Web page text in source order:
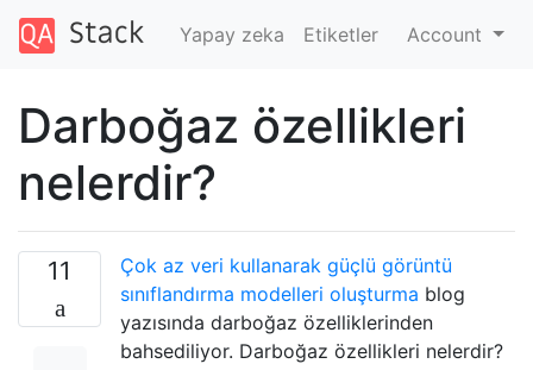
Yapay zeka Etiketler Account
Darboğaz özellikleri
nelerdir?
11
Çok az veri kullanarak güçlü görüntü
sınıflandırma modelleri oluşturma blog
yazısında darboğaz özelliklerinden
bahsediliyor. Darboğaz özellikleri nelerdir?